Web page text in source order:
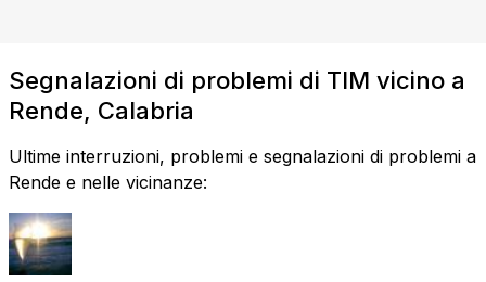
Segnalazioni di problemi di TIM vicino a
Rende, Calabria
Ultime interruzioni, problemi e segnalazioni di problemi a
Rende e nelle vicinanze: